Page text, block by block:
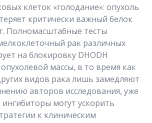
клеток «голодание»: опухоль
критически важный белок
Полномасштабные тесты
рак различных
на блокировку DHODH
массы, в то время как
видов рака лишь замедляют
авторов исследования, уже
могут ускорить
к клиническим